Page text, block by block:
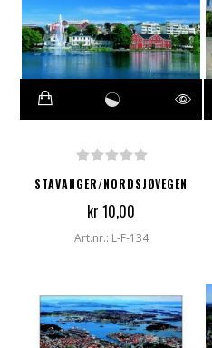
STAVANGER/NORDSJØVEGEN
kr 10,00
Art.nr.: L-F-134